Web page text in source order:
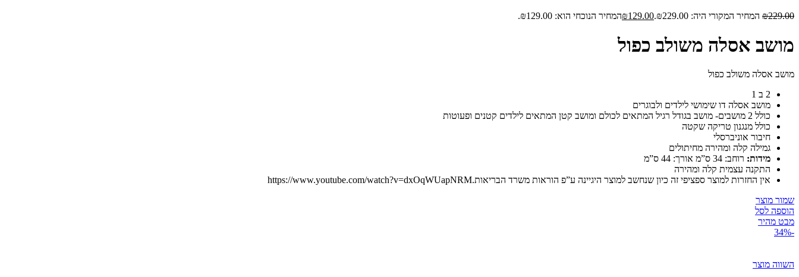
₪229.00 המחיר המקורי היה: ₪229.00. ₪129.00 המחיר הנוכחי הוא: ₪129.00.
מושב אסלה משולב כפול
מושב אסלה משולב כפול
2 ב 1
מושב אסלה דו שימושי לילדים ולבוגרים
כולל 2 מושבים- מושב בגודל רגיל המתאים לכולם ומושב קטן המתאים לילדים קטנים ופעוטות
כולל מנגנון טריקה שקטה
חיבור אוניברסלי
גמילה קלה ומהירה מחיתולים
מידות: רוחב: 34 ס”מ אורך: 44 ס”מ
התקנה עצמית קלה ומהירה
אין החזרות למוצר ספציפי זה כיון שנחשב למוצר היגיינה ע”פ הוראות משרד הבריאות.https://www.youtube.com/watch?v=dxOqWUapNRM
שמור מוצר
הוספה לסל
מבט מהיר
-34%
השווה מוצר